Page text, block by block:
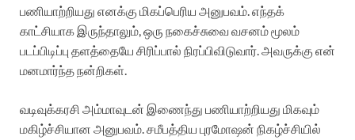
பணியாற்றியது எனக்கு மிகப்பெரிய அனுபவம். எந்தக்
காட்சியாக இருந்தாலும், ஒரு நகைச்சுவை வசனம் மூலம்
படப்பிடிப்பு தளத்தையே சிரிப்பால் நிரப்பிவிடுவார். அவருக்கு என்
மனமார்ந்த நன்றிகள்.
வடிவுக்கரசி அம்மாவுடன் இணைந்து பணியாற்றியது மிகவும்
மகிழ்ச்சியான அனுபவம். சமீபத்திய புரமோஷன் நிகழ்ச்சியில்